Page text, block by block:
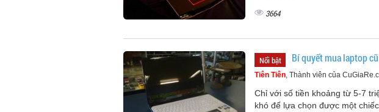
3664
Nổi bật Bí quyết mua laptop
Tiên Tiên, Thành viên của
Chỉ với số tiền khoảng từ 5-7
khó đế lựa chọn được một